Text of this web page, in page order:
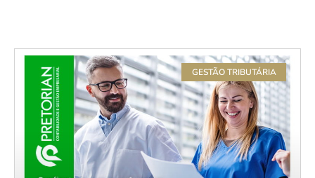
GESTÃO TRIBUTÁRIA